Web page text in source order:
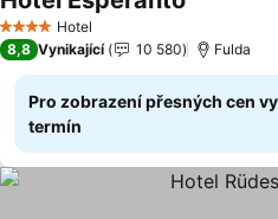
4 Počet hvězdiček
Hotel
8,8 Vynikající 10 580 Fulda
Pro zobrazení přesných cen
termín